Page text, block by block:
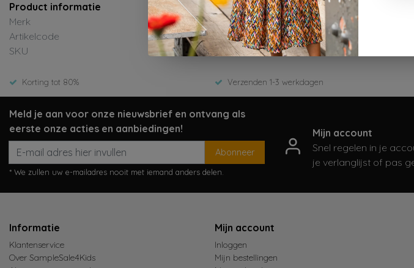
Product informatie
Merk
Le Chic
Artikelcode
L312-6155
SKU
Zomer 2024
Korting tot 80% Verzenden 1-3 werkdagen
Meld je aan voor onze nieuwsbrief en ontvang als
eerste onze acties en aanbiedingen!
Abonneer
* We zullen uw e-mailadres nooit met iemand anders delen.
Mijn account
Snel regelen in je
je verlanglijst of pas
Informatie
Klantenservice
Over SampleSale4Kids
Mijn account
Inloggen
Mijn bestellingen